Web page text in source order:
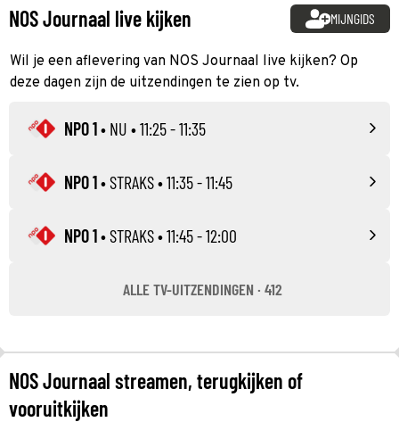
NOS Journaal live kijken MIJNGIDS
Wil je een aflevering van NOS Journaal live kijken? Op
deze dagen zijn de uitzendingen te zien op tv.
NPO 1• NU • 11:25 - 11:35
NPO 1•STRAKS• 11:35 - 11:45
NPO 1•STRAKS• 11:45 - 12:00
ALLE TV-UITZENDINGEN · 412
NOS Journaal streamen, terugkijken of
vooruitkijken